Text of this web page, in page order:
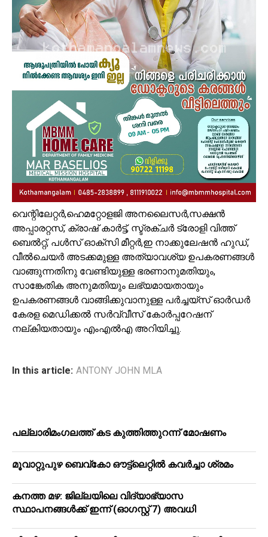
വെന്റിലേറ്റർ,ഹെമറ്റോളജി അനലൈസർ,സക്ഷൻ
അപ്പാരറ്റസ്, ക്രാഷ് കാർട്ട്, സ്ട്രക്ചർ ട്രോളി വിത്ത്
ബെൽറ്റ്, പൾസ് ഓക്സി മീറ്റർ,ഇ നാക്കുലേഷൻ ഹുഡ്‌,
വീൽചെയർ അടക്കമുള്ള അത്യാവശ്യ ഉപകരണങ്ങൾ
വാങ്ങുന്നതിനു വേണ്ടിയുള്ള ഭരണാനുമതിയും,
സാങ്കേതിക അനുമതിയും ലഭ്യമായതായും
ഉപകരണങ്ങൾ വാങ്ങിക്കുവാനുള്ള പർച്ചയ്സ് ഓർഡർ
കേരള മെഡിക്കൽ സർവ്വീസ് കോർപ്പറേഷന്
നല്കിയതായും എംഎൽഎ അറിയിച്ചു.
In this article: ANTONY JOHN MLA
പ​ല്ലാ​രി​മം​ഗ​ല​ത്ത് ക​ട കു​ത്തി​ത്തുറ​ന്ന് മോ​ഷ​ണം
മൂ​വാ​റ്റു​പു​ഴ ബെ​വ്കോ ഔ​ട്ട്‌​ലെ​റ്റിൽ കവർച്ചാ ശ്രമം
കനത്ത മഴ: ജില്ലയിലെ വിദ്യാഭ്യാസ
സ്ഥാപനങ്ങള്‍ക്ക് ഇന്ന് (ഓഗസ്റ്റ് 7) അവധി